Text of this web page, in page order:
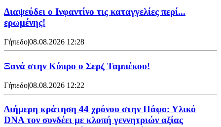
Διαψεύδει ο Ινφαντίνο τις καταγγελίες περί...
ερωμένης!
Γήπεδο|08.08.2026 12:28
Ξανά στην Κύπρο ο Σερζ Ταμπέκου!
Γήπεδο|08.08.2026 12:22
Διήμερη κράτηση 44 χρόνου στην Πάφο: Υλικό
DNA τον συνδέει με κλοπή γεννητριών αξίας